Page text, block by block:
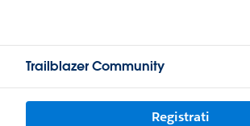
Trailblazer Community
Registrati